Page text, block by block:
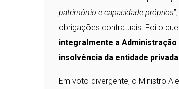
patrimônio e capacidade próprios
obrigações contratuais. Foi o
integralmente a
insolvência da entidade
Em voto divergente, o Ministro